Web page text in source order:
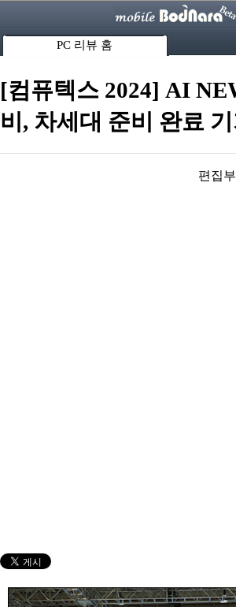
PC 리뷰 홈
[컴퓨텍스 2024] AI
비, 차세대 준비 완료
편집부